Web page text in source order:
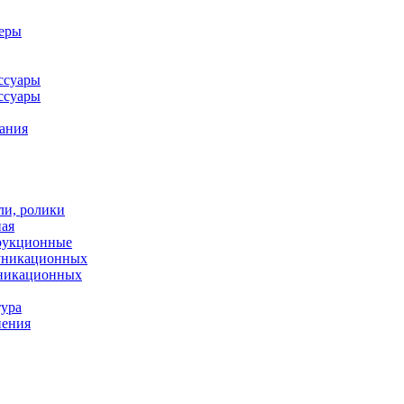
ролики